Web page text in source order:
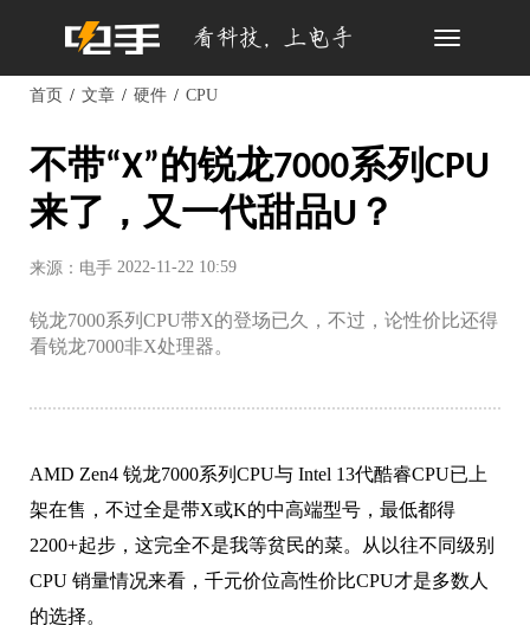
Toggle
首页 文章 硬件 CPU
不带“X”的锐龙7000系列CPU
来了，又一代甜品U？
来源：电手 2022-11-22 10:59
锐龙7000系列CPU带X的登场已久，不过，论性价比还得
看锐龙7000非X处理器。
AMD Zen4 锐龙7000系列CPU与 Intel 13代酷睿CPU已上
架在售，不过全是带X或K的中高端型号，最低都得
2200+起步，这完全不是我等贫民的菜。
从以往不同级别
CPU 销量情况来看，千元价位高性价比CPU才是多数人
的选择。